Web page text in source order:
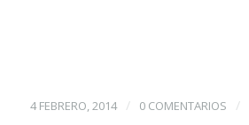
4 FEBRERO, 2014 / 0 COMENTARIOS /